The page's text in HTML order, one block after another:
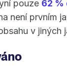
pouze 62 %
není prvním
v jiných